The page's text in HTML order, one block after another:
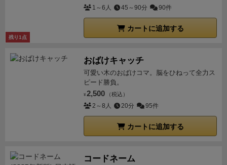
残り1点
1～6人 45～90分 90件
カートに追加する
おばけキャッチ
可愛い木のおばけコマ。脳をひねって全力ス
ピード勝負。
¥ 2,500 （税込）
2～8人 20分 95件
カートに追加する
コードネーム